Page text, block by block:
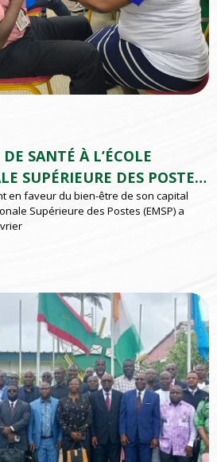
SANTÉ À L’ÉCOLE
SUPÉRIEURE DES POSTES
en faveur du bien-être de son capital
Supérieure des Postes (EMSP) a